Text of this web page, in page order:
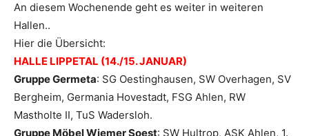
An diesem Wochenende geht es weiter in weiteren
Hallen..
Hier die Übersicht:
HALLE LIPPETAL (14./15. JANUAR)
Gruppe Germeta: SG Oestinghausen, SW Overhagen, SV
Bergheim, Germania Hovestadt, FSG Ahlen, RW
Mastholte II, TuS Wadersloh.
Gruppe Möbel Wiemer Soest: SW Hultrop, ASK Ahlen, 1.